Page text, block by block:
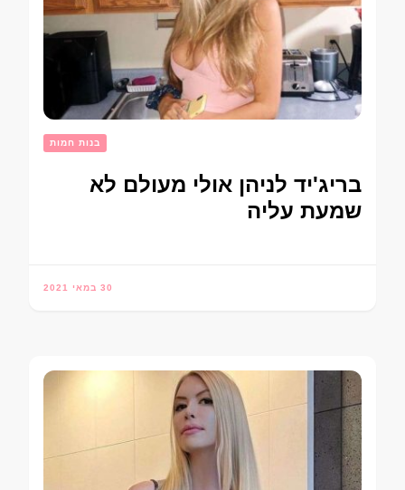
בנות חמות
בריג'יד לניהן אולי מעולם לא
שמעת עליה
30 במאי 2021